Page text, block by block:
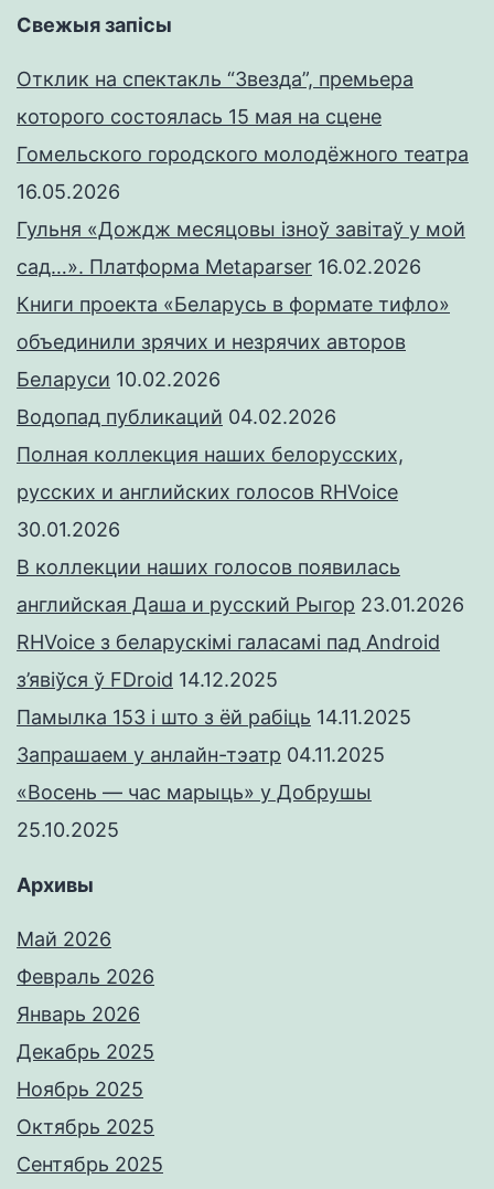
Свежыя запісы
Отклик на спектакль “Звезда”, премьера
которого состоялась 15 мая на сцене
Гомельского городского молодёжного театра
16.05.2026
Гульня «Дождж месяцовы ізноў завітаў у мой
сад…». Платформа Metaparser 16.02.2026
Книги проекта «Беларусь в формате тифло»
объединили зрячих и незрячих авторов
Беларуси 10.02.2026
Водопад публикаций 04.02.2026
Полная коллекция наших белорусских,
русских и английских голосов RHVoice
30.01.2026
В коллекции наших голосов появилась
английская Даша и русский Рыгор 23.01.2026
RHVoice з беларускімі галасамі пад Android
з’явіўся ў FDroid 14.12.2025
Памылка 153 і што з ёй рабіць 14.11.2025
Запрашаем у анлайн-тэатр 04.11.2025
«Восень — час марыць» у Добрушы
25.10.2025
Архивы
Май 2026
Февраль 2026
Январь 2026
Декабрь 2025
Ноябрь 2025
Октябрь 2025
Сентябрь 2025